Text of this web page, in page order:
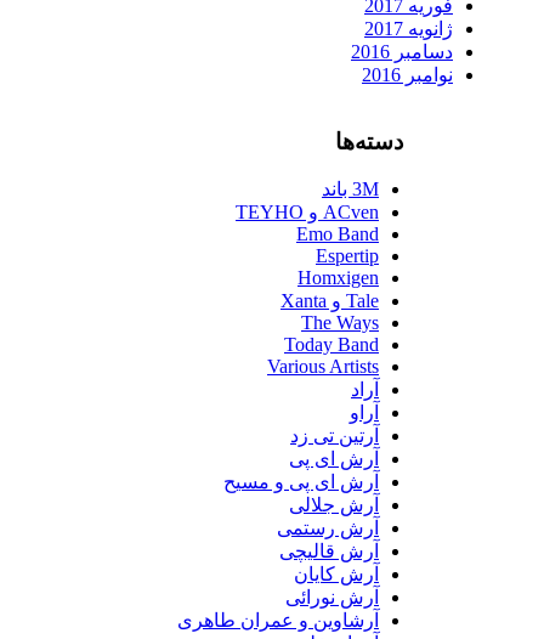
دسامبر 2016
ACven و TEYHO
Emo Band
Espertip
Homxigen
The Ways
Today Band
Various Artists
آرتین تی زد
آرش ای پی
آرش ای پی و مسیح
آرش جلالی
آرش رستمی
آرش قالیچی
آرش کایان
آرش نورائی
آرشاوین و عمران طاهری